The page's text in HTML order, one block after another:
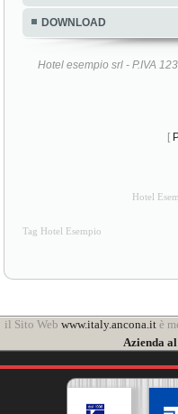
DOWNLOAD
Hotel esempio srl - P.IVA
[
Hotel
Tag Hotel Esempio
il Sito Web www.italy.ancona.it è
Azienda